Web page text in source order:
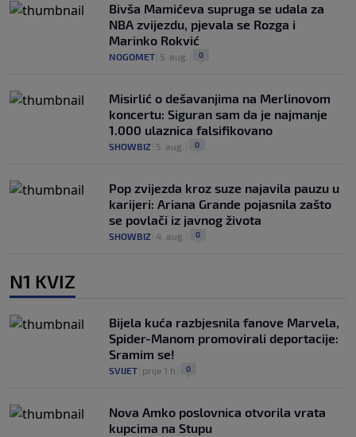
Bivša Mamićeva supruga se udala za
NBA zvijezdu, pjevala se Rozga i
Marinko Rokvić
NOGOMET 5. aug. 0
Misirlić o dešavanjima na Merlinovom
koncertu: Siguran sam da je najmanje
1.000 ulaznica falsifikovano
SHOWBIZ 5. aug. 0
Pop zvijezda kroz suze najavila pauzu u
karijeri: Ariana Grande pojasnila zašto
se povlači iz javnog života
SHOWBIZ 4. aug. 0
N1 KVIZ
Bijela kuća razbjesnila fanove Marvela,
Spider-Manom promovirali deportacije:
Sramim se!
SVIJET prije 1 h 0
Nova Amko poslovnica otvorila vrata
kupcima na Stupu